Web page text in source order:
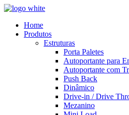
Home
Produtos
Estruturas
Porta Paletes
Autoportante para
Autoportante com
Push Back
Dinâmico
Drive-in / Drive
Mezanino